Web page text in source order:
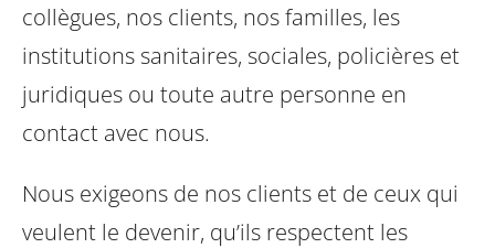
collègues, nos clients, nos familles, les
institutions sanitaires, sociales, policières et
juridiques ou toute autre personne en
contact avec nous.
Nous exigeons de nos clients et de ceux qui
veulent le devenir, qu’ils respectent les